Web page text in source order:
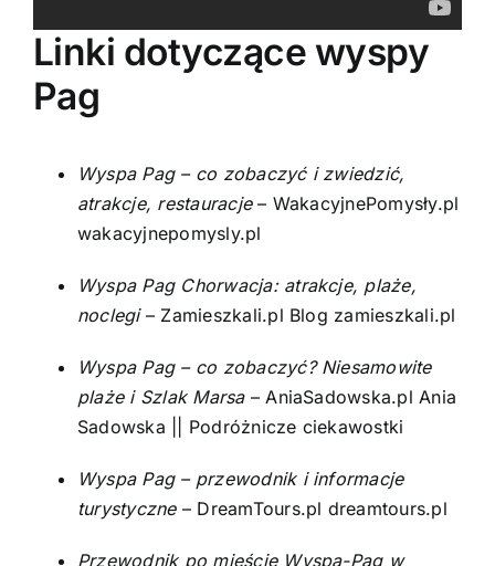
Linki dotyczące wyspy
Pag
Wyspa Pag – co zobaczyć i zwiedzić,
atrakcje, restauracje– WakacyjnePomysły.pl
wakacyjnepomysly.pl
Wyspa Pag Chorwacja: atrakcje, plaże,
noclegi– Zamieszkali.pl Blog zamieszkali.pl
Wyspa Pag – co zobaczyć? Niesamowite
plaże i Szlak Marsa– AniaSadowska.pl Ania
Sadowska || Podróżnicze ciekawostki
Wyspa Pag – przewodnik i informacje
turystyczne– DreamTours.pl dreamtours.pl
Przewodnik po mieście Wyspa-Pag w